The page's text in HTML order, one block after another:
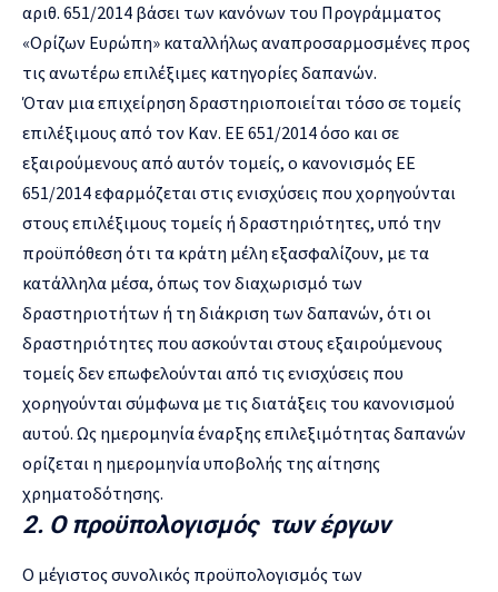
αριθ. 651/2014 βάσει των κανόνων του Προγράμματος
«Ορίζων Ευρώπη» καταλλήλως αναπροσαρμοσμένες προς
τις ανωτέρω επιλέξιμες κατηγορίες δαπανών.
Όταν μια επιχείρηση δραστηριοποιείται τόσο σε τομείς
επιλέξιμους από τον Καν. ΕΕ 651/2014 όσο και σε
εξαιρούμενους από αυτόν τομείς, ο κανονισμός ΕΕ
651/2014 εφαρμόζεται στις ενισχύσεις που χορηγούνται
στους επιλέξιμους τομείς ή δραστηριότητες, υπό την
προϋπόθεση ότι τα κράτη μέλη εξασφαλίζουν, με τα
κατάλληλα μέσα, όπως τον διαχωρισμό των
δραστηριοτήτων ή τη διάκριση των δαπανών, ότι οι
δραστηριότητες που ασκούνται στους εξαιρούμενους
τομείς δεν επωφελούνται από τις ενισχύσεις που
χορηγούνται σύμφωνα με τις διατάξεις του κανονισμού
αυτού. Ως ημερομηνία έναρξης επιλεξιμότητας δαπανών
ορίζεται η ημερομηνία υποβολής της αίτησης
χρηματοδότησης.
2. Ο προϋπολογισμός των έργων
Ο μέγιστος συνολικός προϋπολογισμός των